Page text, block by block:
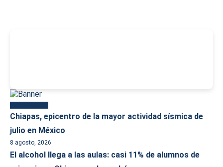
Chiapas, epicentro de la mayor actividad sísmica de
julio en México
8 agosto, 2026
El alcohol llega a las aulas: casi 11% de alumnos de